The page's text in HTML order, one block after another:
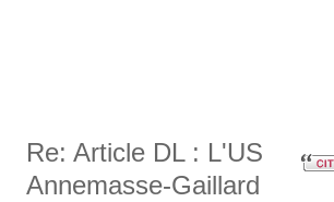
Re: Article DL : L'US
Annemasse-Gaillard